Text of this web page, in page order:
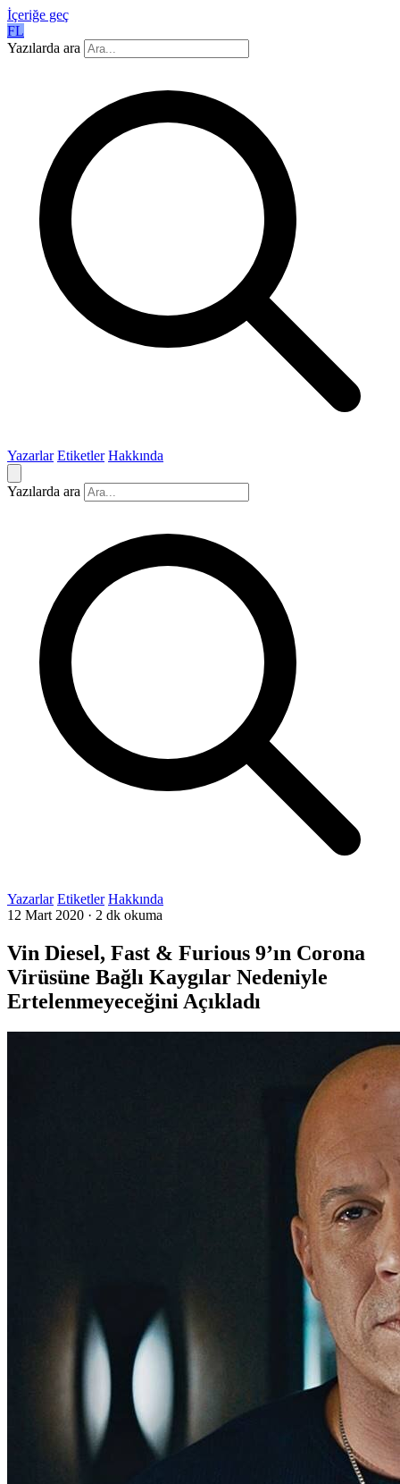
İçeriğe geç
FL
Yazılarda ara
Yazarlar Etiketler Hakkında
Yazılarda ara
Yazarlar Etiketler Hakkında
12 Mart 2020 · 2 dk okuma
Vin Diesel, Fast & Furious 9’ın Corona
Virüsüne Bağlı Kaygılar Nedeniyle
Ertelenmeyeceğini Açıkladı